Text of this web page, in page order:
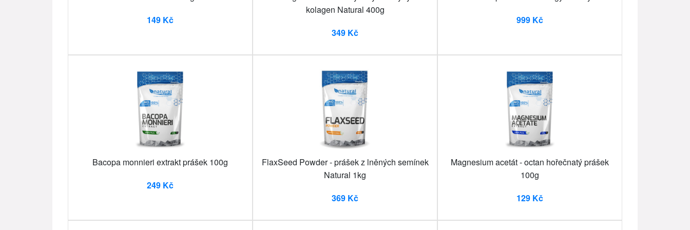
149 Kč
kolagen Natural 400g
349 Kč
999 Kč
Bacopa monnieri extrakt prášek 100g
249 Kč
FlaxSeed Powder - prášek z lněných semínek
Natural 1kg
369 Kč
Magnesium acetát - octan hořečnatý prášek
100g
129 Kč